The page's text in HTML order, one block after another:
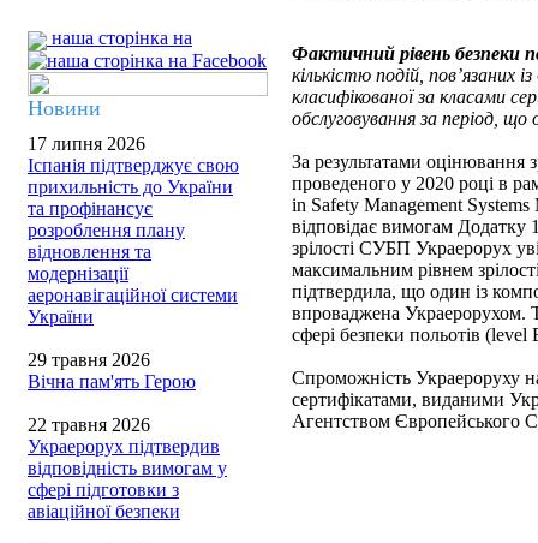
наша сторінка на
Новини
17 липня 2026
Іспанія підтверджує свою
прихильність до України
та профінансує
розроблення плану
відновлення та
модернізації
аеронавігаційної системи
України
29 травня 2026
Вічна пам'ять Герою
22 травня 2026
Украерорух підтвердив
відповідність вимогам у
сфері підготовки з
авіаційної безпеки
Фактичний рівень безпеки
кількістю подій, пов’язаних
класифікованої за класами
обслуговування за період, що
За результатами оцінювання
проведеного у 2020 році в
in Safety Management
відповідає вимогам Додатку
зрілості СУБП Украерорух
максимальним рівнем
підтвердила, що один із
впроваджена Украерорухом.
сфері безпеки польотів (level
Спроможність Украероруху
сертифікатами, виданими
Агентством Європейського